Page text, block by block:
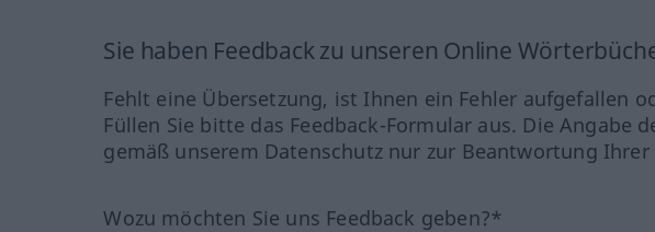
Sie haben Feedback zu unseren Online
Fehlt eine Übersetzung, ist Ihnen ein Fehler aufgefallen
Füllen Sie bitte das Feedback-Formular aus. Die Angabe
gemäß unserem Datenschutz nur zur Beantwortung Ihrer
Wozu möchten Sie uns Feedback geben?*